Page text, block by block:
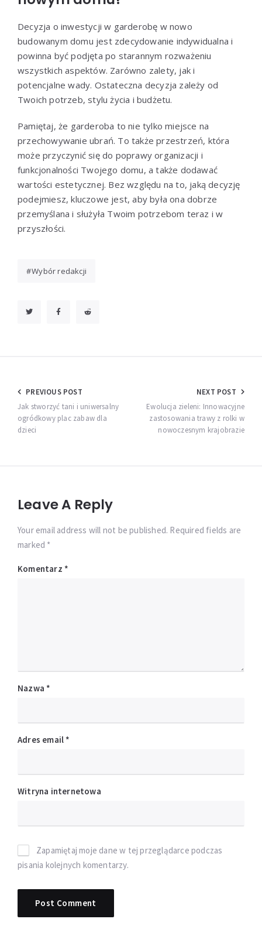
Decyzja o inwestycji w garderobę w nowo
budowanym domu jest zdecydowanie indywidualna i
powinna być podjęta po starannym rozważeniu
wszystkich aspektów. Zarówno zalety, jak i
potencjalne wady. Ostateczna decyzja zależy od
Twoich potrzeb, stylu życia i budżetu.
Pamiętaj, że garderoba to nie tylko miejsce na
przechowywanie ubrań. To także przestrzeń, która
może przyczynić się do poprawy organizacji i
funkcjonalności Twojego domu, a także dodawać
wartości estetycznej. Bez względu na to, jaką decyzję
podejmiesz, kluczowe jest, aby była ona dobrze
przemyślana i służyła Twoim potrzebom teraz i w
przyszłości.
Wybór redakcji
Nawigacja
wpisu
PREVIOUS POST
Jak stworzyć tani i uniwersalny
ogródkowy plac zabaw dla
dzieci
NEXT POST
Ewolucja zieleni: Innowacyjne
zastosowania trawy z rolki w
nowoczesnym krajobrazie
Leave A Reply
Your email address will not be published. Required fields are
marked *
Komentarz *
Nazwa *
Adres email *
Witryna internetowa
Zapamiętaj moje dane w tej przeglądarce podczas
pisania kolejnych komentarzy.